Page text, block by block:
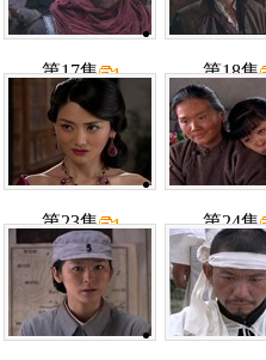
第17集 第18集
第23集 第24集